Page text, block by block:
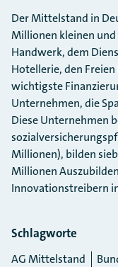
Der Mittelstand in
Millionen kleinen
Handwerk, dem
Hotellerie, den
wichtigste
Unternehmen, die
Diese Unternehmen
Millionen), bilden
Millionen
Innovationstreibern
Schlagworte
AG Mittelstand